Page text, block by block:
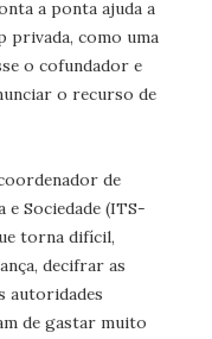
a ponta ajuda a
privada, como uma
o cofundador e
o recurso de
de
Sociedade (ITS-
torna difícil,
decifrar as
autoridades
de gastar muito